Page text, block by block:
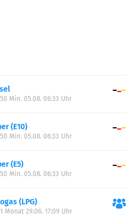
00:00-24:00
00:00-24:00
Min. 05.08. 06:33 Uhr
(E10)
Min. 05.08. 06:33 Uhr
(E5)
Min. 05.08. 06:33 Uhr
(LPG)
Monat 29.06. 17:09 Uhr